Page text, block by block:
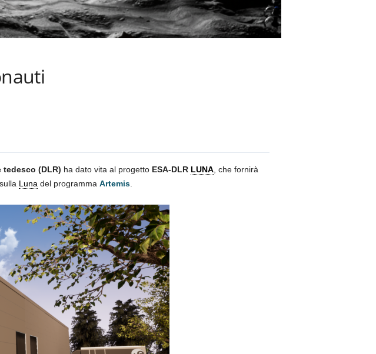
tedesco (DLR) ha dato vita al progetto ESA-DLR LUNA, che fornirà
Luna del programma Artemis.